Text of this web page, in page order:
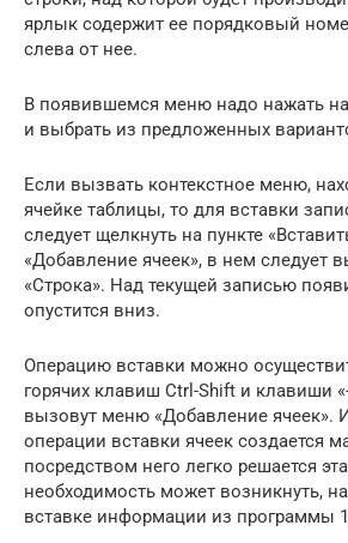
ярлык содержит ее порядковый
слева от нее.
В появившемся меню надо нажать на
и выбрать из предложенных
Если вызвать контекстное меню,
ячейке таблицы, то для вставки
следует щелкнуть на пункте
«Добавление ячеек», в нем следует
«Строка». Над текущей записью
опустится вниз.
Операцию вставки можно
горячих клавиш Ctrl-Shift и клавиши
вызовут меню «Добавление ячеек».
операции вставки ячеек создается
посредством него легко решается
необходимость может возникнуть,
вставке информации из программы